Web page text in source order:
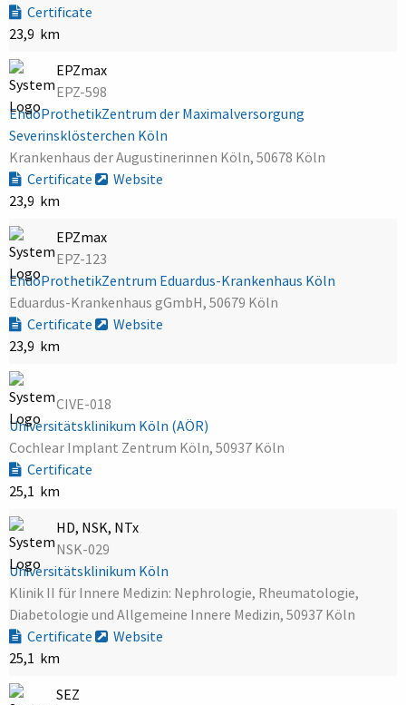
Certificate
23,9 km
EPZmax
EPZ-598
EndoProthetikZentrum der Maximalversorgung
Severinsklösterchen Köln
Krankenhaus der Augustinerinnen Köln, 50678 Köln
Certificate
Website
23,9 km
EPZmax
EPZ-123
EndoProthetikZentrum Eduardus-Krankenhaus Köln
Eduardus-Krankenhaus gGmbH, 50679 Köln
Certificate
Website
23,9 km
CIVE-018
Universitätsklinikum Köln (AÖR)
Cochlear Implant Zentrum Köln, 50937 Köln
Certificate
25,1 km
HD, NSK, NTx
NSK-029
Universitätsklinikum Köln
Klinik II für Innere Medizin: Nephrologie, Rheumatologie,
Diabetologie und Allgemeine Innere Medizin, 50937 Köln
Certificate
Website
25,1 km
SEZ